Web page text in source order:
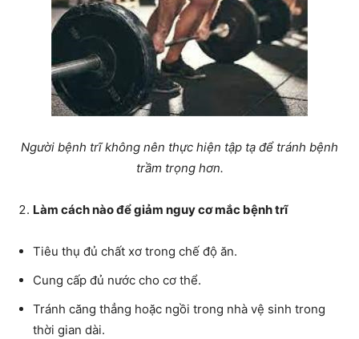
Người bệnh trĩ không nên thực hiện tập tạ để tránh bệnh
trầm trọng hơn.
Làm cách nào để giảm nguy cơ mắc bệnh trĩ
Tiêu thụ đủ chất xơ trong chế độ ăn.
Cung cấp đủ nước cho cơ thể.
Tránh căng thẳng hoặc ngồi trong nhà vệ sinh trong
thời gian dài.